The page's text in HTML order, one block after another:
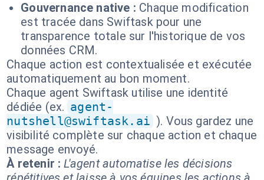
Gouvernance native : Chaque modification
est tracée dans Swiftask pour une
transparence totale sur l'historique de vos
données CRM.
Chaque action est contextualisée et exécutée
automatiquement au bon moment.
Chaque agent Swiftask utilise une identité
dédiée (ex. agent-
nutshell@swiftask.ai ). Vous gardez une
visibilité complète sur chaque action et chaque
message envoyé.
À retenir : L'agent automatise les décisions